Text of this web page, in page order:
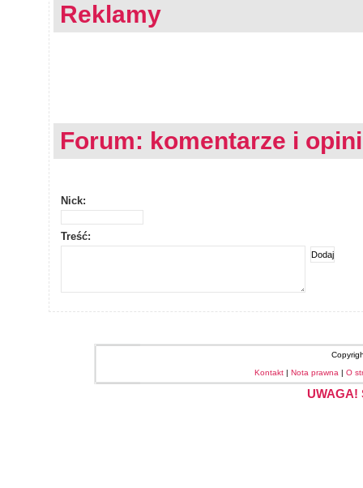
Reklamy
Forum: komentarze i
Nick:
Treść:
Kontakt | Nota prawna | O
UWAGA!